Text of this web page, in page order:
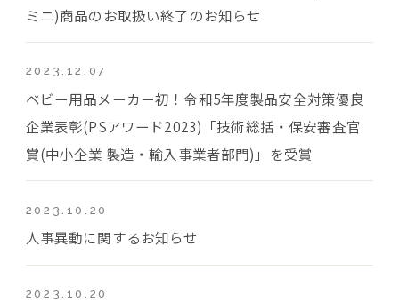
ミニ)商品のお取扱い終了のお知らせ
2023.12.07
ベビー用品メーカー初！令和5年度製品安全対策優良
企業表彰(PSアワード2023)「技術総括・保安審査官
賞(中小企業 製造・輸入事業者部門)」を受賞
2023.10.20
人事異動に関するお知らせ
2023.10.20